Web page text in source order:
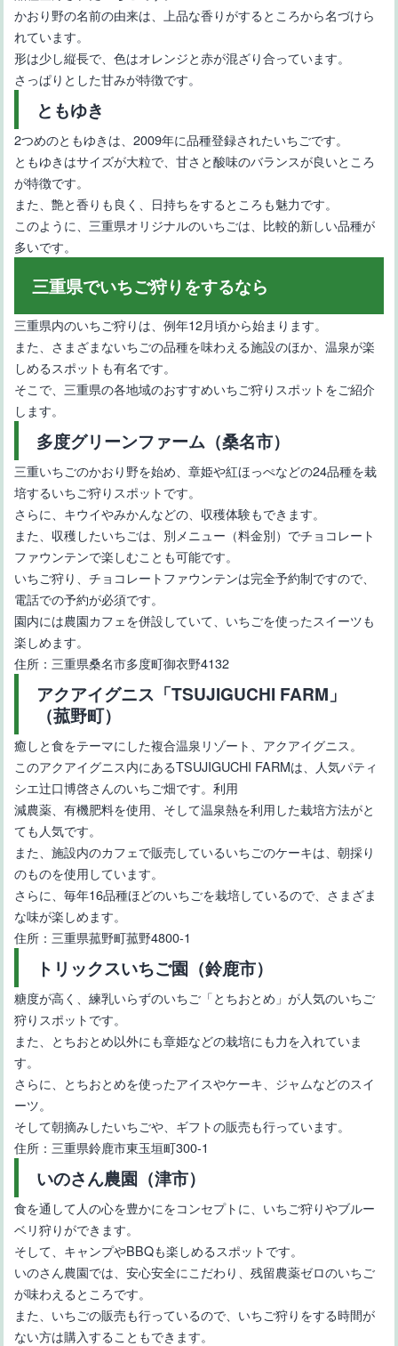
【珍しいりんごの品種11選】産地や味わいなど特徴をご紹介
【長野県のりんご】オリジナルの品種や特徴
かおり野の名前の由来は、上品な香りがするところから名づけら
れています。
形は少し縦長で、色はオレンジと赤が混ざり合っています。
さっぱりとした甘みが特徴です。
ともゆき
2つめのともゆきは、2009年に品種登録されたいちごです。
ともゆきはサイズが大粒で、甘さと酸味のバランスが良いところ
が特徴です。
また、艶と香りも良く、日持ちをするところも魅力です。
このように、三重県オリジナルのいちごは、比較的新しい品種が
多いです。
三重県でいちご狩りをするなら
三重県内のいちご狩りは、例年12月頃から始まります。
また、さまざまないちごの品種を味わえる施設のほか、温泉が楽
しめるスポットも有名です。
そこで、三重県の各地域のおすすめいちご狩りスポットをご紹介
します。
多度グリーンファーム（桑名市）
三重いちごのかおり野を始め、章姫や紅ほっぺなどの24品種を栽
培するいちご狩りスポットです。
さらに、キウイやみかんなどの、収穫体験もできます。
また、収穫したいちごは、別メニュー（料金別）でチョコレート
ファウンテンで楽しむことも可能です。
いちご狩り、チョコレートファウンテンは完全予約制ですので、
電話での予約が必須です。
園内には農園カフェを併設していて、いちごを使ったスイーツも
楽しめます。
住所：三重県桑名市多度町御衣野4132
アクアイグニス「TSUJIGUCHI FARM」
（菰野町）
癒しと食をテーマにした複合温泉リゾート、アクアイグニス。
このアクアイグニス内にあるTSUJIGUCHI FARMは、人気パティ
シエ辻口博啓さんのいちご畑です。利用
減農薬、有機肥料を使用、そして温泉熱を利用した栽培方法がと
ても人気です。
また、施設内のカフェで販売しているいちごのケーキは、朝採り
のものを使用しています。
さらに、毎年16品種ほどのいちごを栽培しているので、さまざま
な味が楽しめます。
住所：三重県菰野町菰野4800-1
トリックスいちご園（鈴鹿市）
糖度が高く、練乳いらずのいちご「とちおとめ」が人気のいちご
狩りスポットです。
また、とちおとめ以外にも章姫などの栽培にも力を入れていま
す。
さらに、とちおとめを使ったアイスやケーキ、ジャムなどのスイ
ーツ。
そして朝摘みしたいちごや、ギフトの販売も行っています。
住所：三重県鈴鹿市東玉垣町300-1
いのさん農園（津市）
食を通して人の心を豊かにをコンセプトに、いちご狩りやブルー
ベリ狩りができます。
そして、キャンプやBBQも楽しめるスポットです。
いのさん農園では、安心安全にこだわり、残留農薬ゼロのいちご
が味わえるところです。
また、いちごの販売も行っているので、いちご狩りをする時間が
ない方は購入することもできます。